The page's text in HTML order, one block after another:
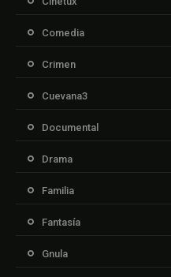
Comedia
Crimen
Cuevana3
Documental
Drama
Familia
Fantasía
Gnula